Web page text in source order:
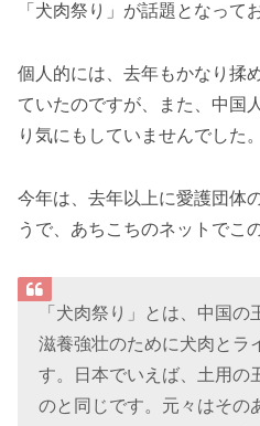
「犬肉祭り」が話題となって
個人的には、去年もかなり揉
ていたのですが、また、中国
り気にもしていませんでした。
今年は、去年以上に愛護団体
うで、あちこちのネットでこ
「犬肉祭り」とは、中国
滋養強壮のために犬肉とラ
す。日本でいえば、土用の
のと同じです。元々はその